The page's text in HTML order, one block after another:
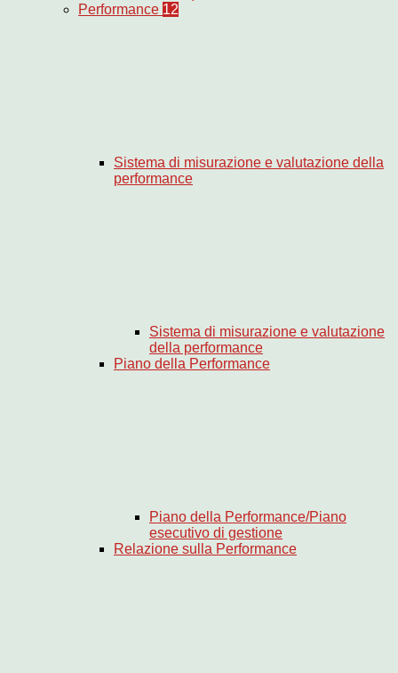
Performance 12
Sistema di misurazione e valutazione della
performance
Sistema di misurazione e valutazione
della performance
Piano della Performance
Piano della Performance/Piano
esecutivo di gestione
Relazione sulla Performance